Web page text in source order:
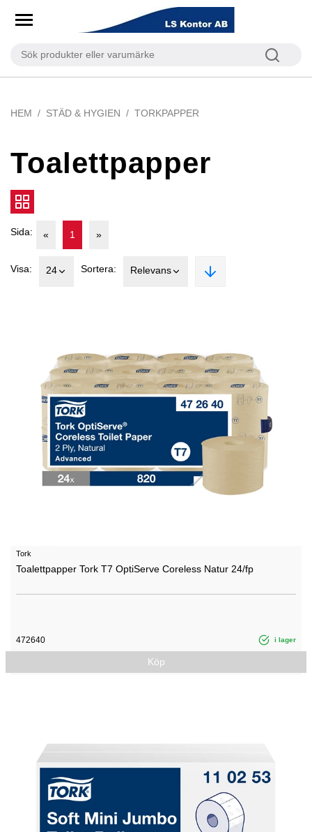
HEM STÄD & HYGIEN TORKPAPPER
Toalettpapper
Sida: « 1 »
Visa: 24 Sortera: Relevans
Tork
Toalettpapper Tork T7 OptiServe Coreless Natur 24/fp
472640 i lager
Köp